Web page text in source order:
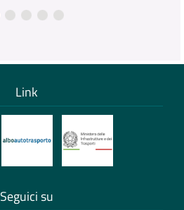
Link
Seguici su